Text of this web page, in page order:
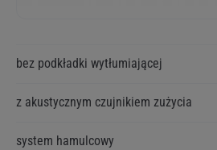
informacji
bez podkładki wytłumiającej
z akustycznym czujnikiem zużycia
system hamulcowy